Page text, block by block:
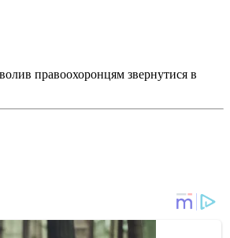
правоохоронцям звернутися в